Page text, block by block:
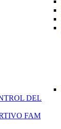
DEL
FAM